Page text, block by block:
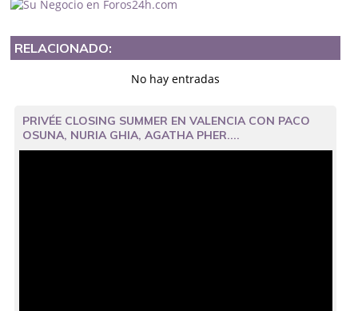
RELACIONADO:
No hay entradas
PRIVÉE CLOSING SUMMER EN VALENCIA CON PACO
OSUNA, NURIA GHIA, AGATHA PHER....